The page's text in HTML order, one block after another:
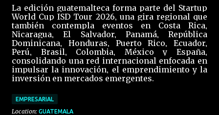
La edición guatemalteca forma parte del Startup
World Cup ISD Tour 2026, una gira regional que
también contempla eventos en Costa Rica,
Nicaragua, El Salvador, Panamá, República
Dominicana, Honduras, Puerto Rico, Ecuador,
Perú, Brasil, Colombia, México y España,
consolidando una red internacional enfocada en
impulsar la innovación, el emprendimiento y la
inversión en mercados emergentes.
EMPRESARIAL
Location: GUATEMALA